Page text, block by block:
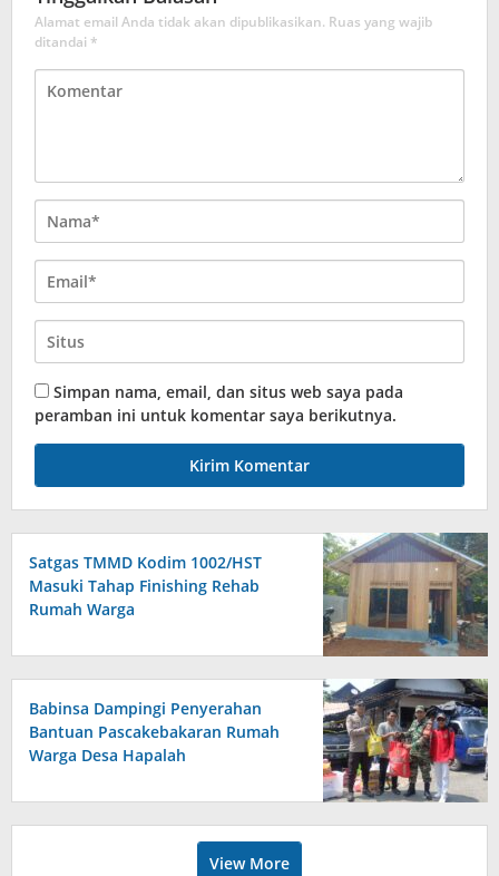
Alamat email Anda tidak akan dipublikasikan. Ruas yang wajib
ditandai *
Simpan nama, email, dan situs web saya pada
peramban ini untuk komentar saya berikutnya.
Satgas TMMD Kodim 1002/HST
Masuki Tahap Finishing Rehab
Rumah Warga
Babinsa Dampingi Penyerahan
Bantuan Pascakebakaran Rumah
Warga Desa Hapalah
View More